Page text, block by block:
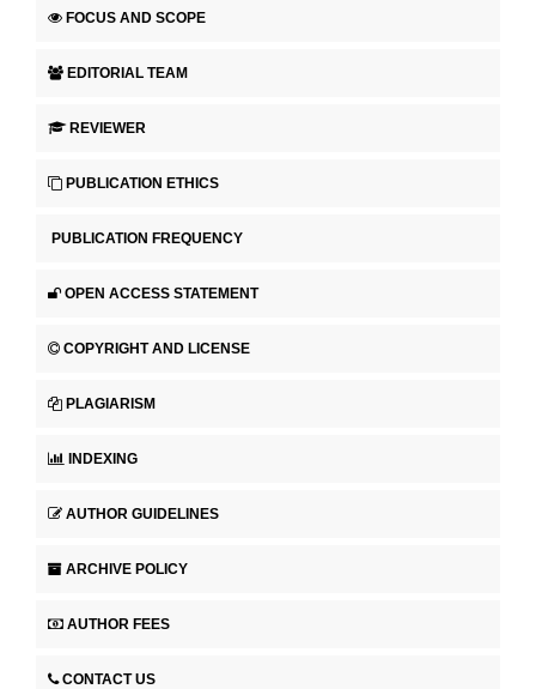
FOCUS AND SCOPE
EDITORIAL TEAM
REVIEWER
PUBLICATION ETHICS
PUBLICATION FREQUENCY
OPEN ACCESS STATEMENT
COPYRIGHT AND LICENSE
PLAGIARISM
INDEXING
AUTHOR GUIDELINES
ARCHIVE POLICY
AUTHOR FEES
CONTACT US